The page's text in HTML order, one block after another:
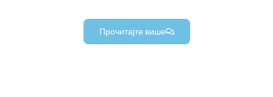
Прочитајте више